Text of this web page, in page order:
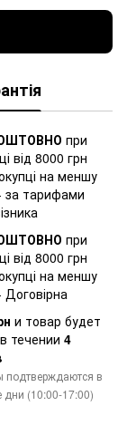
при
від 8000 грн
на меншу
за тарифами
при
від 8000 грн
на меншу
Договірна
и товар будет
течении 4
подтверждаются в
дни (10:00-17:00)